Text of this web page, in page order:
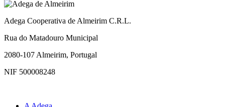
Adega Cooperativa de Almeirim C.R.L.
Rua do Matadouro Municipal
2080-107 Almeirim, Portugal
NIF 500008248